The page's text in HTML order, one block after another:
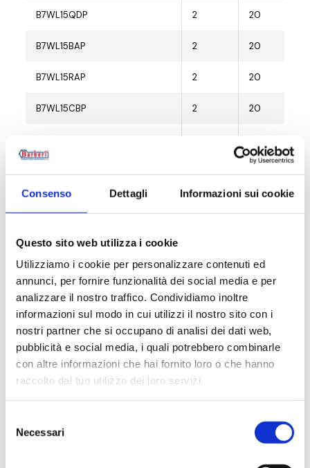
Consenso Dettagli Informazioni sui cookie
Questo sito web utilizza i cookie
Utilizziamo i cookie per personalizzare contenuti ed
annunci, per fornire funzionalità dei social media e per
analizzare il nostro traffico. Condividiamo inoltre
informazioni sul modo in cui utilizzi il nostro sito con i
nostri partner che si occupano di analisi dei dati web,
pubblicità e social media, i quali potrebbero combinarle
con altre informazioni che hai fornito loro o che hanno
raccolto dal tuo utilizzo dei loro servizi.
delNecessari
B7WL15QDP 2 20
B7WL15BAP 2 20
B7WL15RAP 2 20
B7WL15CBP 2 20
B7WL15TNP 2 20
Descripción